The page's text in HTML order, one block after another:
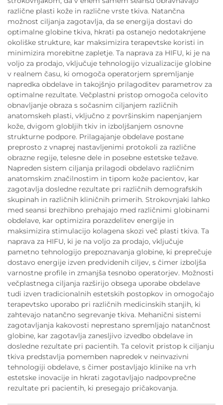
različne plasti kože in različne vrste tkiva. Natančna
možnost ciljanja zagotavlja, da se energija dostavi do
optimalne globine tkiva, hkrati pa ostanejo nedotaknjene
okoliške strukture, kar maksimizira terapevtske koristi in
minimizira morebitne zapletje. Ta naprava za HIFU, ki je na
voljo za prodajo, vključuje tehnologijo vizualizacije globine
v realnem času, ki omogoča operatorjem spremljanje
napredka obdelave in takojšnjo prilagoditev parametrov za
optimalne rezultate. Večplastni pristop omogoča celovito
obnavljanje obraza s sočasnim ciljanjem različnih
anatomskeh plasti, vključno z površinskim napenjanjem
kože, dvigom globljih tkiv in izboljšanjem osnovne
strukturne podpore. Prilagajanje obdelave postane
preprosto z vnaprej nastavljenimi protokoli za različne
obrazne regije, telesne dele in posebne estetske težave.
Napreden sistem ciljanja prilagodi obdelavo različnim
anatomskim značilnostim in tipom kože pacientov, kar
zagotavlja dosledne rezultate pri različnih demografskih
skupinah in različnih kliničnih primerih. Strokovnjaki lahko
med seansi brezhibno prehajajo med različnimi globinami
obdelave, kar optimizira porazdelitev energije in
maksimizira stimulacijo kolagena skozi več plasti tkiva. Ta
naprava za HIFU, ki je na voljo za prodajo, vključuje
pametno tehnologijo prepoznavanja globine, ki preprečuje
dostavo energije izven predvidenih ciljev, s čimer izboljša
varnostne profile in zmanjša tesnobo operatorjev. Možnosti
večplastnega ciljanja razširijo obsega uporabe obdelave
tudi izven tradicionalnih estetskih postopkov in omogočajo
terapevtsko uporabo pri različnih medicinskih stanjih, ki
zahtevajo natančno segrevanje tkiva. Mehanični sistemi
zagotavljanja kakovosti neprestano spremljajo natančnost
globine, kar zagotavlja zanesljivo izvedbo obdelave in
dosledne rezultate pri pacientih. Ta celovit pristop k ciljanju
tkiva predstavlja pomemben napredek v neinvazivni
tehnologiji obdelave, s čimer postavljajo klinike na vrh
estetske inovacije in hkrati zagotavljajo nadpovprečne
rezultate pri pacientih, ki presegajo pričakovanja.